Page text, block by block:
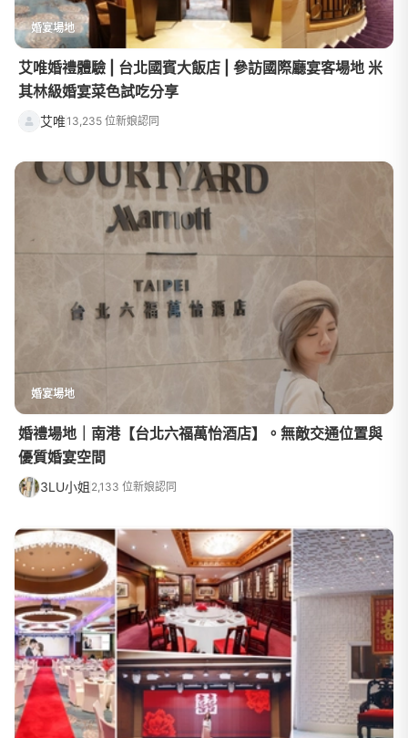
婚宴場地
艾唯婚禮體驗 | 台北國賓大飯店 | 參訪國際廳宴客場地 米
其林級婚宴菜色試吃分享
艾唯13,235 位新娘認同
婚宴場地
婚禮場地｜南港【台北六福萬怡酒店】。無敵交通位置與
優質婚宴空間
3LU小姐 2,133 位新娘認同